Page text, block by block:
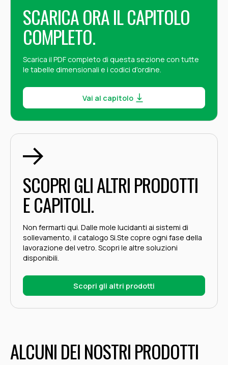
SCARICA ORA IL CAPITOLO
COMPLETO.
Scarica il PDF completo di questa sezione con tutte
le tabelle dimensionali e i codici d'ordine.
Vai al capitolo
SCOPRI GLI ALTRI PRODOTTI
E CAPITOLI.
Non fermarti qui. Dalle mole lucidanti ai sistemi di
sollevamento, il catalogo Si.Ste copre ogni fase della
lavorazione del vetro. Scopri le altre soluzioni
disponibili.
Scopri gli altri prodotti
ALCUNI DEI NOSTRI PRODOTTI